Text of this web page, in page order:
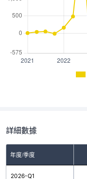
詳細數據
年度/季度
2026-Q1